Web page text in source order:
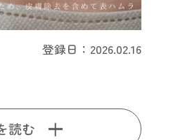
登録日：2026.02.16
読む